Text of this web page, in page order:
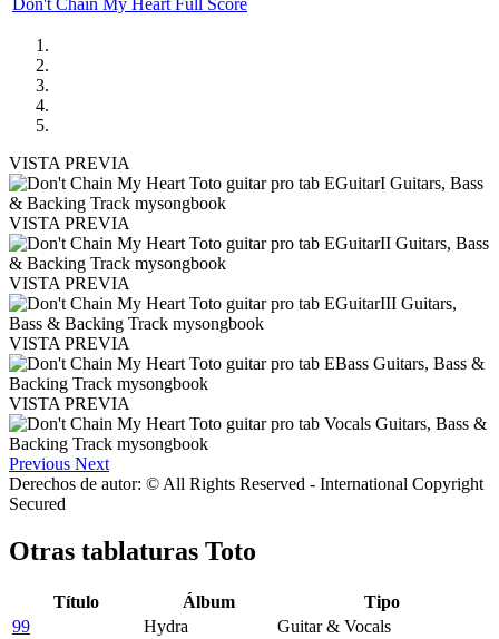
Don't Chain My Heart Full Score
VISTA PREVIA
VISTA PREVIA
VISTA PREVIA
VISTA PREVIA
VISTA PREVIA
Previous Next
Derechos de autor: © All Rights Reserved - International Copyright
Secured
Otras tablaturas Toto
Título Álbum
Tipo
99
Hydra
Guitar & Vocals